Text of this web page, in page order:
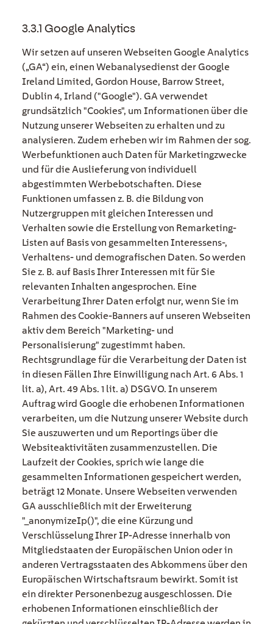
3.3.1 Google Analytics
Wir setzen auf unseren Webseiten Google Analytics
(„GA“) ein, einen Webanalysedienst der Google
Ireland Limited, Gordon House, Barrow Street,
Dublin 4, Irland ("Google"). GA verwendet
grundsätzlich "Cookies", um Informationen über die
Nutzung unserer Webseiten zu erhalten und zu
analysieren. Zudem erheben wir im Rahmen der sog.
Werbefunktionen auch Daten für Marketingzwecke
und für die Auslieferung von individuell
abgestimmten Werbebotschaften. Diese
Funktionen umfassen z. B. die Bildung von
Nutzergruppen mit gleichen Interessen und
Verhalten sowie die Erstellung von Remarketing-
Listen auf Basis von gesammelten Interessens-,
Verhaltens- und demografischen Daten. So werden
Sie z. B. auf Basis Ihrer Interessen mit für Sie
relevanten Inhalten angesprochen. Eine
Verarbeitung Ihrer Daten erfolgt nur, wenn Sie im
Rahmen des Cookie-Banners auf unseren Webseiten
aktiv dem Bereich "Marketing- und
Personalisierung" zugestimmt haben.
Rechtsgrundlage für die Verarbeitung der Daten ist
in diesen Fällen Ihre Einwilligung nach Art. 6 Abs. 1
lit. a), Art. 49 Abs. 1 lit. a) DSGVO. In unserem
Auftrag wird Google die erhobenen Informationen
verarbeiten, um die Nutzung unserer Website durch
Sie auszuwerten und um Reportings über die
Websiteaktivitäten zusammenzustellen. Die
Laufzeit der Cookies, sprich wie lange die
gesammelten Informationen gespeichert werden,
beträgt 12 Monate. Unsere Webseiten verwenden
GA ausschließlich mit der Erweiterung
"_anonymizeIp()", die eine Kürzung und
Verschlüsselung Ihrer IP-Adresse innerhalb von
Mitgliedstaaten der Europäischen Union oder in
anderen Vertragsstaaten des Abkommens über den
Europäischen Wirtschaftsraum bewirkt. Somit ist
ein direkter Personenbezug ausgeschlossen. Die
erhobenen Informationen einschließlich der